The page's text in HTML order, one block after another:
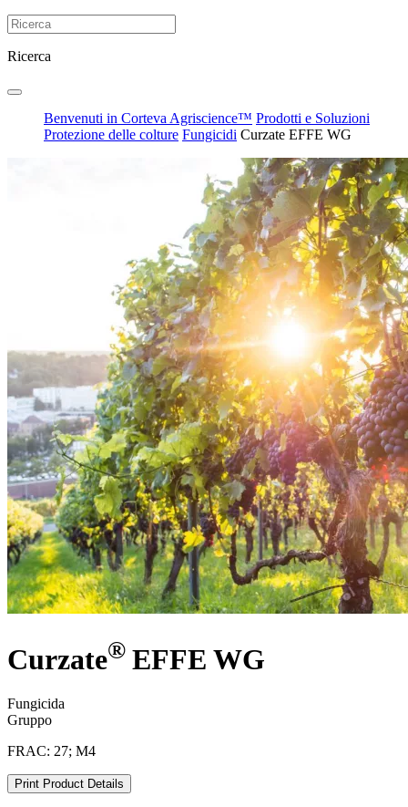
Ricerca
Benvenuti in Corteva Agriscience™ Prodotti e Soluzioni
Protezione delle colture Fungicidi Curzate EFFE WG
Curzate® EFFE WG
Fungicida
Gruppo
FRAC: 27; M4
Print Product Details